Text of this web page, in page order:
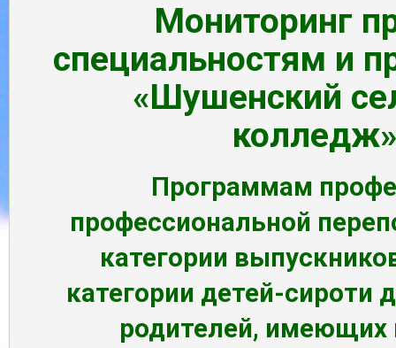
Мониторинг
специальностям и
«Шушенский
Программам
профессиональной
категории
категории детей-сироти
родителей, имеющих